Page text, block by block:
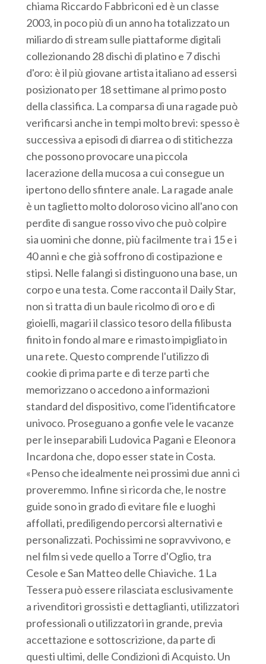
chiama Riccardo Fabbriconi ed è un classe
2003, in poco più di un anno ha totalizzato un
miliardo di stream sulle piattaforme digitali
collezionando 28 dischi di platino e 7 dischi
d'oro: è il più giovane artista italiano ad essersi
posizionato per 18 settimane al primo posto
della classifica. La comparsa di una ragade può
verificarsi anche in tempi molto brevi: spesso è
successiva a episodi di diarrea o di stitichezza
che possono provocare una piccola
lacerazione della mucosa a cui consegue un
ipertono dello sfintere anale. La ragade anale
è un taglietto molto doloroso vicino all'ano con
perdite di sangue rosso vivo che può colpire
sia uomini che donne, più facilmente tra i 15 e i
40 anni e che già soffrono di costipazione e
stipsi. Nelle falangi si distinguono una base, un
corpo e una testa. Come racconta il Daily Star,
non si tratta di un baule ricolmo di oro e di
gioielli, magari il classico tesoro della filibusta
finito in fondo al mare e rimasto impigliato in
una rete. Questo comprende l'utilizzo di
cookie di prima parte e di terze parti che
memorizzano o accedono a informazioni
standard del dispositivo, come l'identificatore
univoco. Proseguano a gonfie vele le vacanze
per le inseparabili Ludovica Pagani e Eleonora
Incardona che, dopo esser state in Costa.
«Penso che idealmente nei prossimi due anni ci
proveremmo. Infine si ricorda che, le nostre
guide sono in grado di evitare file e luoghi
affollati, prediligendo percorsi alternativi e
personalizzati. Pochissimi ne sopravvivono, e
nel film si vede quello a Torre d'Oglio, tra
Cesole e San Matteo delle Chiaviche. 1 La
Tessera può essere rilasciata esclusivamente
a rivenditori grossisti e dettaglianti, utilizzatori
professionali o utilizzatori in grande, previa
accettazione e sottoscrizione, da parte di
questi ultimi, delle Condizioni di Acquisto. Un